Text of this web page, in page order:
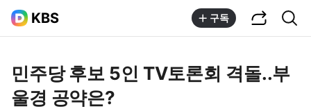
KBS 구독
민주당 후보 5인 TV토론회 격돌..부
울경 공약은?